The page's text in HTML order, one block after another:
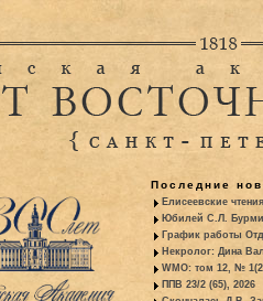
Последние
Елисеевские
Юбилей С.Л.
График работы
Некролог: Дина
WMO: том 12, №
ППВ 23/2 (65), 2026